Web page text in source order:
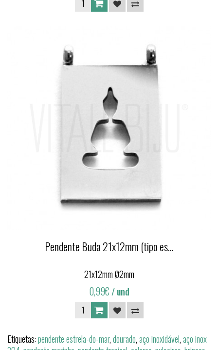
Pendente Buda 21x12mm (tipo es...
21x12mm Ø2mm
0,99€/ und
Etiquetas:pendente estrela-do-mar,dourado,aço inoxidável,aço inox